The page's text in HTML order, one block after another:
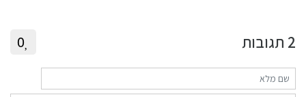
2 תגובות 0